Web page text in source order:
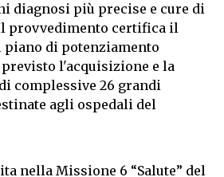
diagnosi più precise e cure di
provvedimento certifica il
piano di potenziamento
l'acquisizione e la
complessive 26 grandi
agli ospedali del
nella Missione 6 “Salute” del